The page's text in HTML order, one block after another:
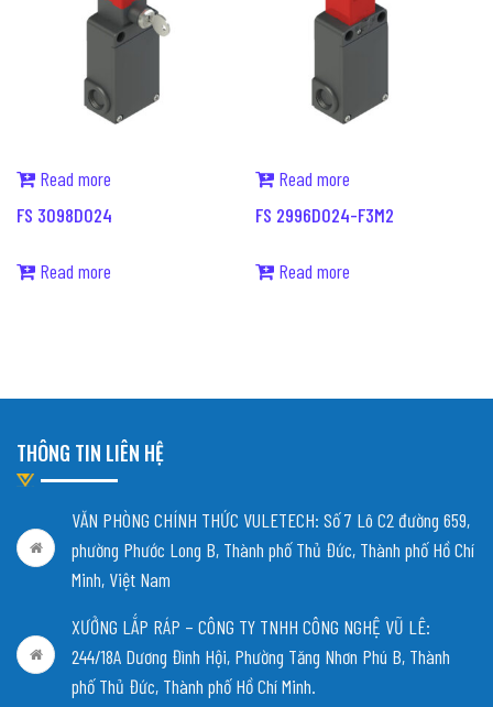
Read more
FS 3098D024
Read more
Read more
FS 2996D024-F3M2
Read more
THÔNG TIN LIÊN HỆ
VĂN PHÒNG CHÍNH THỨC VULETECH: Số 7 Lô C2 đường 659,
phường Phước Long B, Thành phố Thủ Đức, Thành phố Hồ Chí
Minh, Việt Nam
XƯỞNG LẮP RÁP – CÔNG TY TNHH CÔNG NGHỆ VŨ LÊ:
244/18A Dương Đình Hội, Phường Tăng Nhơn Phú B, Thành
phố Thủ Đức, Thành phố Hồ Chí Minh.